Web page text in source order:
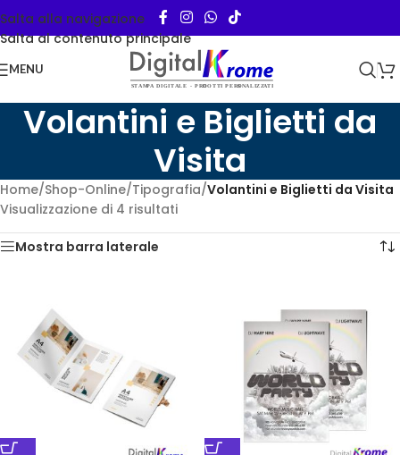
Salta alla navigazione
Salta al contenuto principale
MENU
Volantini e Biglietti da
Visita
Home/Shop-Online/Tipografia/Volantini e Biglietti da Visita
Visualizzazione di 4 risultati
Mostra barra laterale